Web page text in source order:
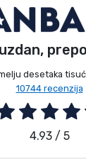
desetaka
10744 recenzija
4.93 / 5